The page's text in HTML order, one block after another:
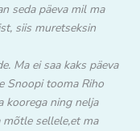
seda päeva mil ma
siis muretseksin
Ma ei saa kaks päeva
Snoopi tooma Riho
koorega ning nelja
mõtle sellele,et ma